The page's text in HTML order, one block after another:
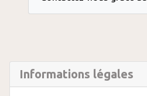
Informations légales